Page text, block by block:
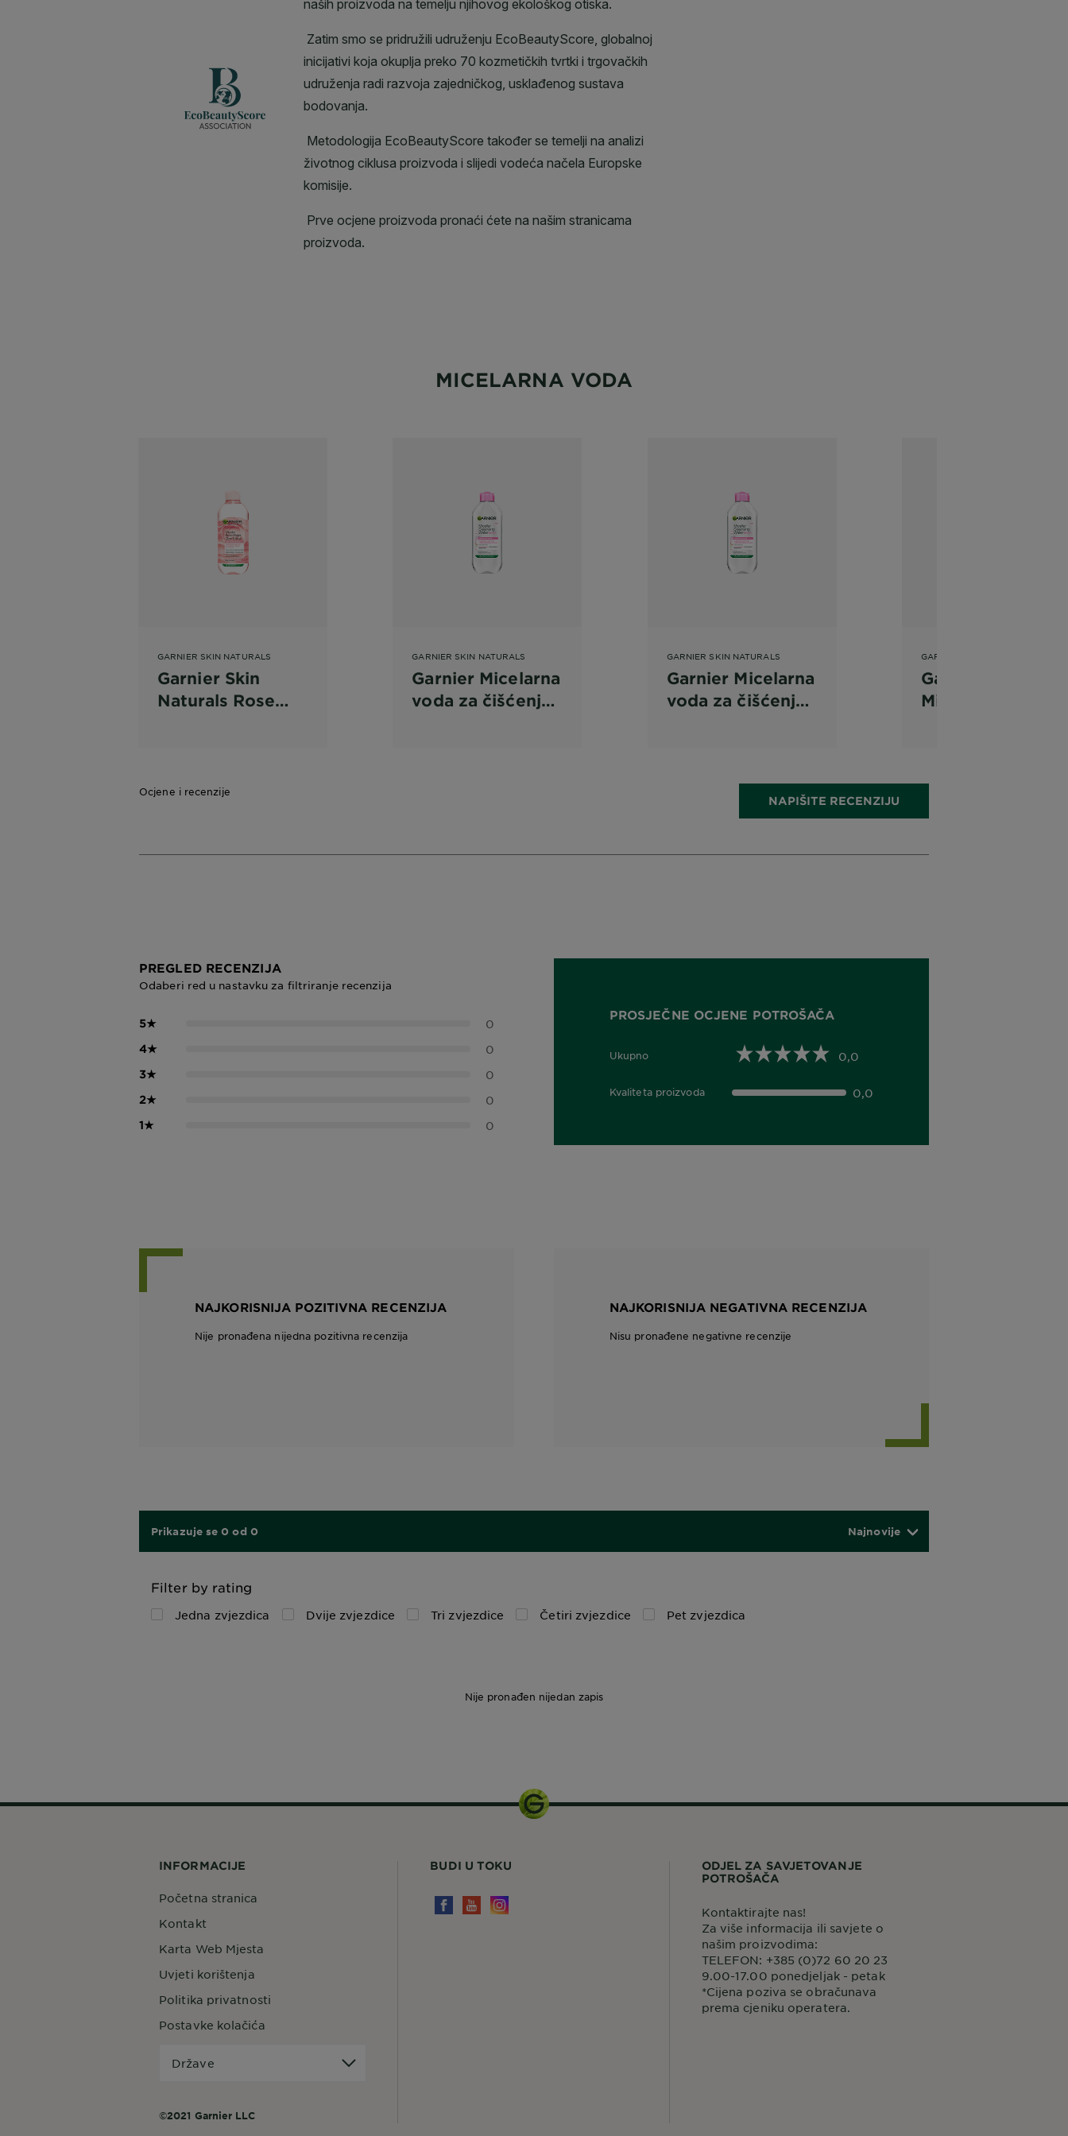
MICELARNA VODA
GARNIER SKIN NATURALS
Garnier Skin
Naturals Rose
GARNIER SKIN NATURALS
Garnier Micelarna
voda za čišćenje
GARNIER SKIN NATURALS
Garnier Micelarna
voda za čišćenje
GARNIER SKIN NATURALS
Garnier Bifazna
Micelarna voda
Ocjene i recenzije
NAPIŠITE RECENZIJU
PREGLED RECENZIJA
Odaberi red u nastavku za filtriranje recenzija
5★ 0
4★ 0
3★ 0
2★ 0
1★ 0
PROSJEČNE OCJENE POTROŠAČA
Ukupno
0,0 out of 5 stars 0,0
Kvaliteta proizvoda
0,0 out of 5 stars 0,0
NAJKORISNIJA POZITIVNA RECENZIJA
Nije pronađena nijedna pozitivna recenzija
NAJKORISNIJA NEGATIVNA RECENZIJA
Nisu pronađene negativne recenzije
Prikazuje se 0 od 0 Najnovije
Filter by rating
Jedna zvjezdica Dvije zvjezdice Tri zvjezdice Četiri zvjezdice Pet zvjezdica
Nije pronađen nijedan zapis
INFORMACIJE
Početna stranica
Kontakt
Karta Web Mjesta
Uvjeti korištenja
Politika privatnosti
Postavke kolačića
©2021 Garnier LLC
Države
BUDI U TOKU
ODJEL ZA SAVJETOVANJE
POTROŠAČA
Kontaktirajte nas!
Za više informacija ili savjete o
našim proizvodima:
TELEFON: +385 (0)72 60 20 23
9.00-17.00 ponedjeljak - petak
*Cijena poziva se obračunava
prema cjeniku operatera.